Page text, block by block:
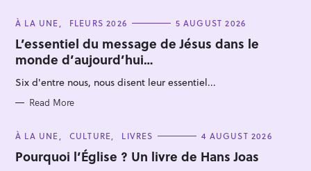
C
T
E
G
O
R
I
S
À LA UNE FLEURS 2026 5 AUGUST 2026
L’essentiel du message de Jésus dans le
monde d’aujourd’hui…
Six d'entre nous, nous disent leur essentiel...
Read More
C
T
E
À LA UNE CULTURE LIVRES 4 AUGUST 2026
Pourquoi l’Église ? Un livre de Hans Joas
h
f
o
r